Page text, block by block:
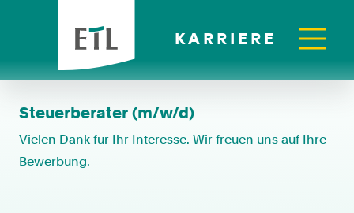
KARRIERE
Steuerberater (m/w/d)
Vielen Dank für Ihr Interesse. Wir freuen uns auf Ihre
Bewerbung.